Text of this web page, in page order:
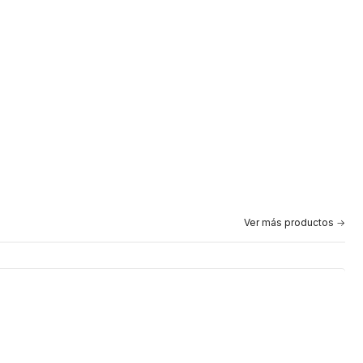
Ver más productos